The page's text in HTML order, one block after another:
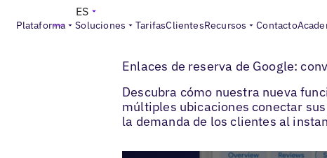
Plataforma Soluciones TarifasClientesRecursos Contacto
ES
Blogs > Optimización de fichas locales>
Enlaces de reserva de Google:
Descubra cómo nuestra nueva
múltiples ubicaciones conectar
la demanda de los clientes al